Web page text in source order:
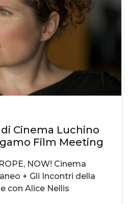
di Cinema Luchino
Film Meeting
NOW! Cinema
+ Gli Incontri della
con Alice Nellis